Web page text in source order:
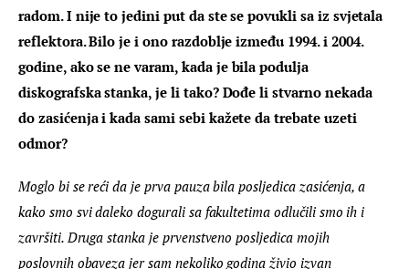
radom. I nije to jedini put da ste se povukli sa iz svjetala
reflektora. Bilo je i ono razdoblje između 1994. i 2004.
godine, ako se ne varam, kada je bila podulja
diskografska stanka, je li tako? Dođe li stvarno nekada
do zasićenja i kada sami sebi kažete da trebate uzeti
odmor?
Moglo bi se reći da je prva pauza bila posljedica zasićenja, a
kako smo svi daleko dogurali sa fakultetima odlučili smo ih i
završiti. Druga stanka je prvenstveno posljedica mojih
poslovnih obaveza jer sam nekoliko godina živio izvan